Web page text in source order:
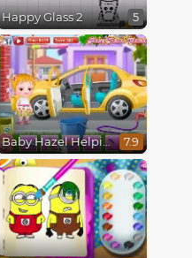
Happy Glass 2 5
Baby Hazel Helping Time 7.9